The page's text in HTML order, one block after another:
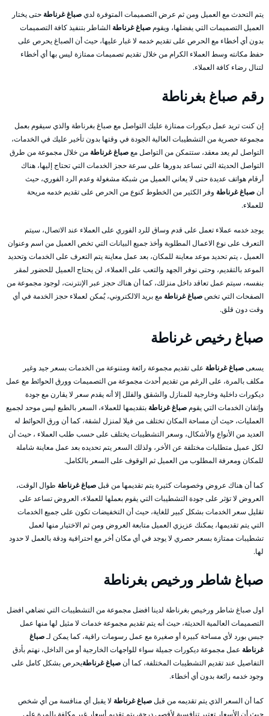
يتم التحدث مع العميل ومن ثم عرض التصميمات المتوفرة لديصباغ غرناطة حتى يختار
العميل التصميمات التي يفضلها، ويقومصباغ غرناطة الشاطر بتنفيذ كافة التصميمات
بدون أي أخطاء مع الحرص على تقديم خدمه لا غبار عليها، حيث أن الصباغ يحرص على
حفظ مكانته وسط العملاء الكرام من خلال تقديم تصميمات ممتازة ليس بها أي أخطاء
لتنال رضاء كافة العملاء.
رقم صباغ بغرناطة
إن كنت تريد عمل ديكورات ممتازة عليك التواصل مع صباغ بغرناطة والذي سيقوم بعمل
مجموعة حصرية من التشطيبات العالية الجودة في وقتها بدون تأخير عليك في الخدمات،
التواصل لم يعد معقد، ستتمكن من التواصل معصباغ غرناطة من خلال مجموعة من طرق
التواصل الحديثة التي تساعد بدورها على سرعة حجز الخدمات التي تحتاج إليها، هناك
أرقام هواتف عديدة حتى لا يعاني العميل من شبكة مشغولة وعدم الرد الفوري، حيث
أنصباغ غرناطة وفر الكثير من الخطوط كنوع من الحرص على تقديم خدمه مريحة
للعملاء.
يوجد خدمه عملاء تعمل على قدم وساق للرد الفوري على العملاء عند الاتصال، سيتم
التعرف على نوع الاعمال المطلوبة وأخذ جميع البيانات التي تخص العميل من اسم وعنوان
العميل ، يتم تحديد موعد معاينة للمكان، بعد عمل معاينة يتم التعرف على الخدمات وتحديد
الموعد بالتقديم، وحتى نوفر الجهد والتعب على العملاء، لن يحتاج العميل للحضور لمقر
بنفسه، سيتم عمل تعاقد داخل منزلك، كما أن هناك حجز عبر الإنترنت، لوجود مجموعة من
الصفحات التي تخصصباغ غرناطة مع بريد الالكتروني، يُمكن لعملاء حجز الخدمة في أي
وقت دون قلق.
صباغ رخيص غرناطة
يسعىصباغ غرناطة على تقديم مجموعة رائعة ومتنوعة من الخدمات بسعر جيد وغير
مكلف بالمرة، على الرغم من تقديم أحدث مجموعة من التصميمات وورق الحوائط مع عمل
ديكورات داخلية وخارجية للمنازل والشقق والفلل إلا أنه يقدم سعر لا يقارن مع جودة
وإتقان الخدمات التي يقوم صباغ غرناطة بتقديمها للعملاء، السعر بالطبع ليس موحد لجميع
العمليات، حيث أن مساحة المكان تختلف من فيلا لمنزل لشقة، كما أن ورق الحوائط له
العديد من الأنواع والأشكال، وسعر التشطيبات يختلف على حسب طلب العملاء ، حيث أن
لكل عميل متطلبات مختلفة عن الأخر، ولذلك السعر يتم تحديده بعد عمل معاينة شاملة
للمكان ومعرفة المطلوب من العميل ثم الوقوف على السعر بالكامل.
كما أن هناك عروض وخصومات كثيرة يتم تقديمها من قبلصباغ غرناطة طوال الوقت،
العروض لا تؤثر على جودة التشطيبات التي يقوم بعملها للعملاء، العروض تساعد على
تقليل سعر الخدمات بشكل كبير للغاية، حيث أن التخفيضات تكون على جميع الخدمات
التي يتم تقديمها، يمكنك عزيزي العميل متابعة العروض ومن ثم الاختيار منها لعمل
تشطيبات ممتازة بسعر حصري لا يوجد في أي مكان أخر مع احترافية ودقة بالعمل لا حدود
لها.
صباغ شاطر ورخيص بغرناطة
اول صباغ شاطر ورخيص بغرناطة لدينا افضل مجموعة من التشطيبات التي تضاهي افضل
التصميمات العالمية الحديثة، حيث أنه يتم تقديم مجموعة خدمات لا مثيل لها منها عمل
جبس بورد لأي مساحة كبيرة أو صغيرة مع عمل رسومات راقية، كما يمكن لـصباغ
غرناطة عمل مجموعة ديكورات جميلة سواء للواجهات الخارجية أو من الداخل، نهتم بأدق
التفاصيل عند تقديم التشطيبات المختلفة، كما أنصباغ غرناطةيحرص بشكل كامل على
وجود خدمه رائعة بدون أي أخطاء.
كما أن السعر الذي يتم تقديمه من قبلصباغ غرناطة لا يقبل أي منافسة من أي شخص
حيث أن الأسعار تعتبر تنافسية لأقصى درجة، يتم تقديم أسعار غير مكلفة بالمرة على